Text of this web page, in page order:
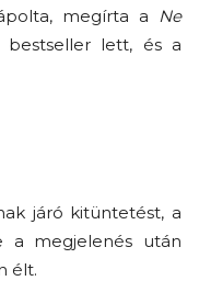
megírta a Ne
bestseller lett, és a
járó kitüntetést, a
a megjelenés után
élt.